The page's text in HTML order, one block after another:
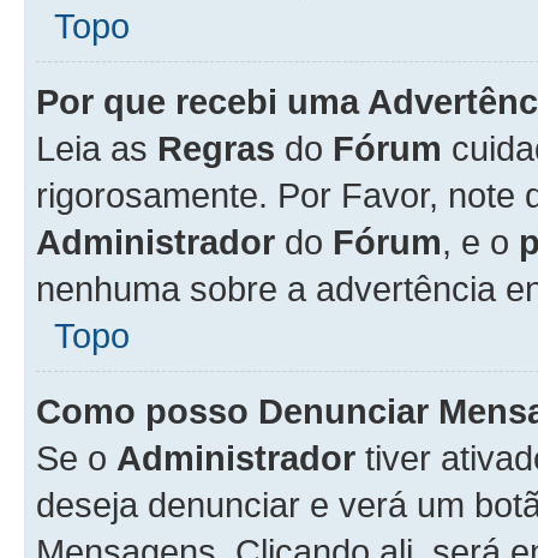
Topo
Por que recebi uma
Leia as Regras do Fórum
rigorosamente. Por Favor, note
Administrador do Fórum, e o
nenhuma sobre a advertência
Topo
Como posso Denunciar
Se o Administrador tiver
deseja denunciar e verá um